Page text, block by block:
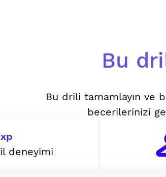
Bu
Bu drili tamamlayın ve
becerilerinizi
xp
deneyimi